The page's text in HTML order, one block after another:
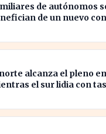
de autónomos
de un nuevo
alcanza el pleno
el sur lidia con